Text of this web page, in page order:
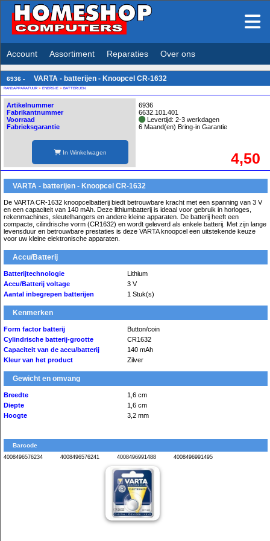
Account Assortiment Reparaties Over ons
6936 - VARTA - batterijen - Knoopcel CR-1632
RANDAPPARATUUR > ENERGIE > BATTERIJEN
Artikelnummer
Fabrikantnummer
Voorraad
Fabrieksgarantie
In Winkelwagen
6936
6632.101.401
Levertijd: 2-3 werkdagen
6 Maand(en) Bring-in Garantie
4,50
VARTA - batterijen - Knoopcel CR-1632
De VARTA CR-1632 knoopcelbatterij biedt betrouwbare kracht met een spanning van 3 V
en een capaciteit van 140 mAh. Deze lithiumbatterij is ideaal voor gebruik in horloges,
rekenmachines, sleutelhangers en andere kleine apparaten. De batterij heeft een
compacte, cilindrische vorm (CR1632) en wordt geleverd als enkele batterij. Met zijn lange
levensduur en betrouwbare prestaties is deze VARTA knoopcel een uitstekende keuze
voor uw kleine elektronische apparaten.
Accu/Batterij
Batterijtechnologie
Lithium
Accu/Batterij voltage
3 V
Aantal inbegrepen batterijen
1 Stuk(s)
Kenmerken
Form factor batterij
Button/coin
Cylindrische batterij-grootte
CR1632
Capaciteit van de accu/batterij
140 mAh
Kleur van het product
Zilver
Gewicht en omvang
Breedte
1,6 cm
Diepte
1,6 cm
Hoogte
3,2 mm
Barcode
4008496576234 4008496576241 4008496991488 4008496991495